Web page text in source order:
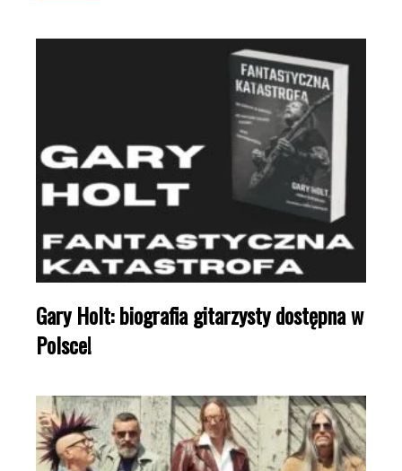
Gary Holt: biografia gitarzysty dostępna w
Polsce!